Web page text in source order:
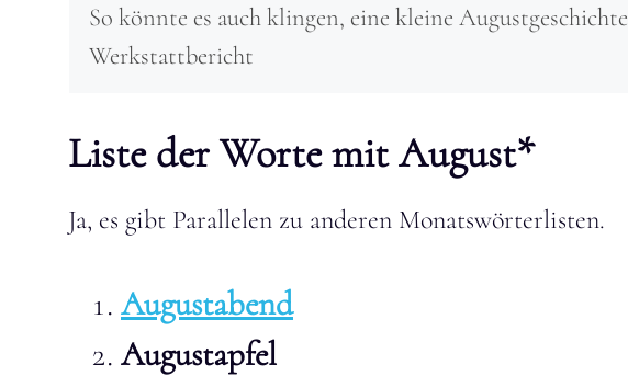
So könnte es auch klingen, eine kleine Augustgeschichte
Werkstattbericht
Liste der Worte mit August*
Ja, es gibt Parallelen zu anderen Monatswörterlisten.
Augustabend
Augustapfel